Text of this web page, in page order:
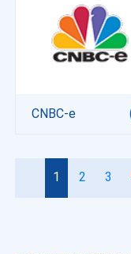
CNBC-e
1 2 3